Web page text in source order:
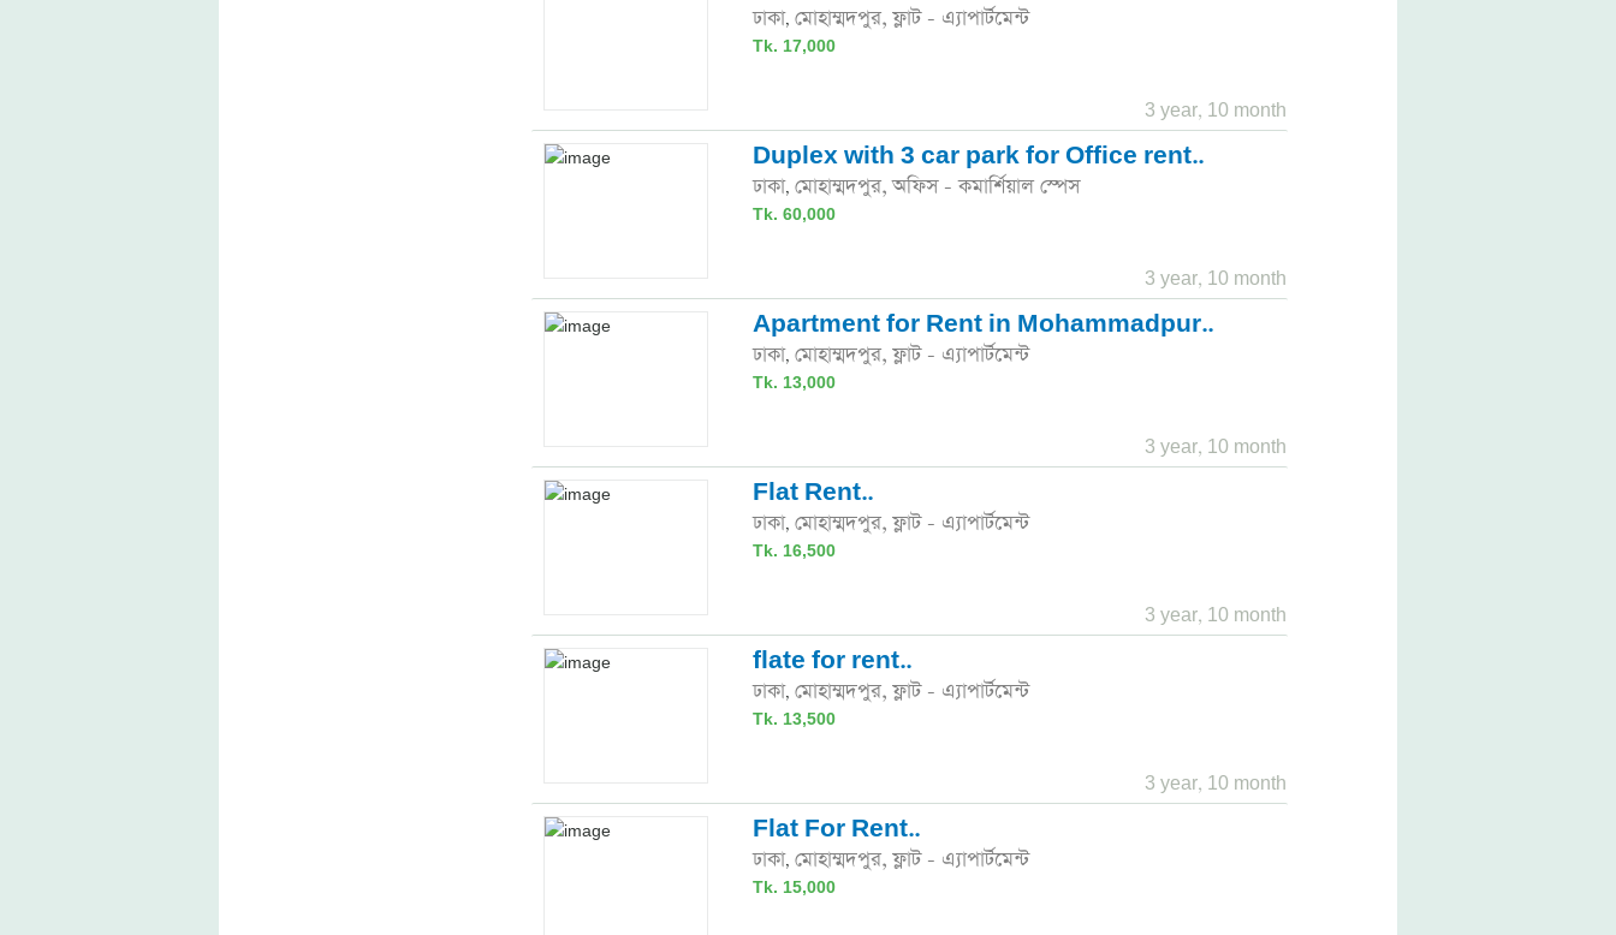
ঢাকা, মোহাম্মদপুর, ফ্লাট - এ্যাপার্টমেন্ট
Tk. 17,000
3 year, 10 month
Duplex with 3 car park for Office rent..
ঢাকা, মোহাম্মদপুর, অফিস - কমার্শিয়াল স্পেস
Tk. 60,000
3 year, 10 month
Apartment for Rent in Mohammadpur..
ঢাকা, মোহাম্মদপুর, ফ্লাট - এ্যাপার্টমেন্ট
Tk. 13,000
3 year, 10 month
Flat Rent..
ঢাকা, মোহাম্মদপুর, ফ্লাট - এ্যাপার্টমেন্ট
Tk. 16,500
3 year, 10 month
flate for rent..
ঢাকা, মোহাম্মদপুর, ফ্লাট - এ্যাপার্টমেন্ট
Tk. 13,500
3 year, 10 month
Flat For Rent..
ঢাকা, মোহাম্মদপুর, ফ্লাট - এ্যাপার্টমেন্ট
Tk. 15,000